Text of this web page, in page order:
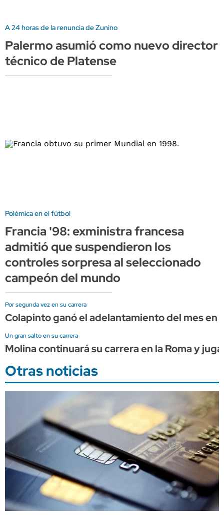
A 24 horas de la renuncia de Zunino
Palermo asumió como nuevo director
técnico de Platense
Polémica en el fútbol
Francia '98: exministra francesa
admitió que suspendieron los
controles sorpresa al seleccionado
campeón del mundo
Por segunda vez en su carrera
Colapinto ganó el adelantamiento del mes en
Un gran salto en su carrera
Molina continuará su carrera en la Roma y
Otras noticias